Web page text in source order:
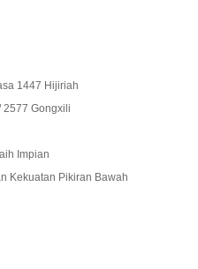
1447 Hijiriah
2577 Gongxili
Impian
Kekuatan Pikiran Bawah